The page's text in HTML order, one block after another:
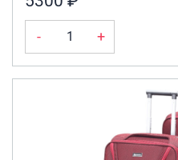
- +